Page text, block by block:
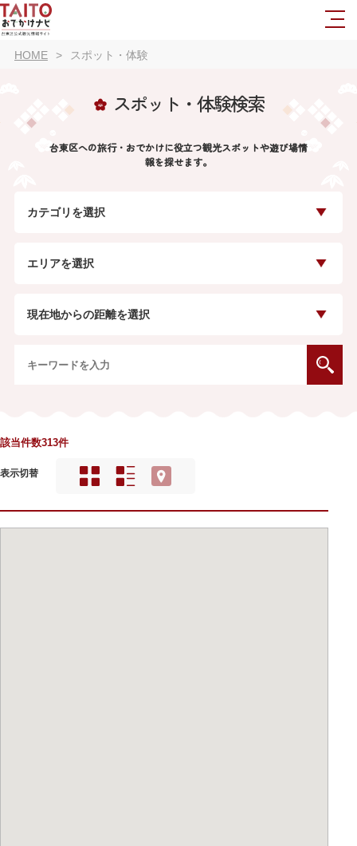
HOME スポット・体験
スポット・体験検索
台東区への旅行・おでかけに役立つ観光スポットや遊び場情
報を探せます。
カテゴリを選択
エリアを選択
現在地からの距離を選択
該当件数313件
表示切替